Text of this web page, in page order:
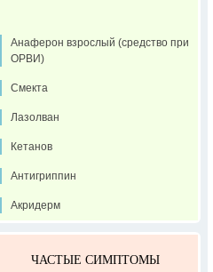
Анаферон взрослый (средство при
ОРВИ)
Смекта
Лазолван
Кетанов
Антигриппин
Акридерм
ЧАСТЫЕ СИМПТОМЫ